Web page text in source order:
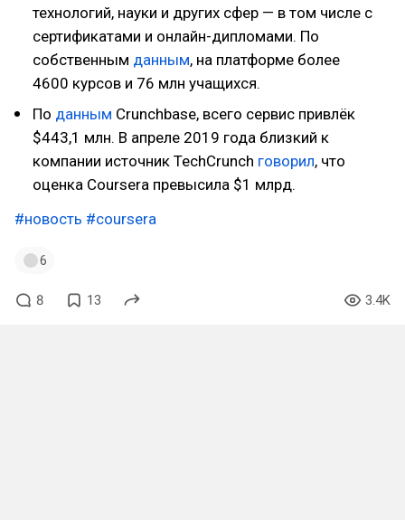
технологий, науки и других сфер — в том числе с
сертификатами и онлайн-дипломами. По
собственным данным, на платформе более
4600 курсов и 76 млн учащихся.
По данным Crunchbase, всего сервис привлёк
$443,1 млн. В апреле 2019 года близкий к
компании источник TechCrunch говорил, что
оценка Coursera превысила $1 млрд.
#новость #coursera
6
8 13 3.4K